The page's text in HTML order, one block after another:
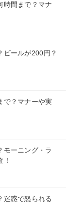
時間まで？マナ
ビールが200円？
で？マナーや実
モーニング・ラ
迷惑で怒られる